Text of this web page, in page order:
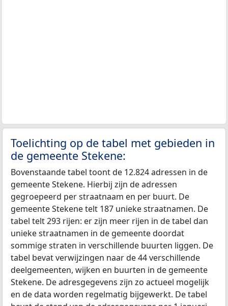
Toelichting op de tabel met gebieden in
de gemeente Stekene:
Bovenstaande tabel toont de 12.824 adressen in de
gemeente Stekene. Hierbij zijn de adressen
gegroepeerd per straatnaam en per buurt. De
gemeente Stekene telt 187 unieke straatnamen. De
tabel telt 293 rijen: er zijn meer rijen in de tabel dan
unieke straatnamen in de gemeente doordat
sommige straten in verschillende buurten liggen. De
tabel bevat verwijzingen naar de 44 verschillende
deelgemeenten, wijken en buurten in de gemeente
Stekene. De adresgegevens zijn zo actueel mogelijk
en de data worden regelmatig bijgewerkt. De tabel